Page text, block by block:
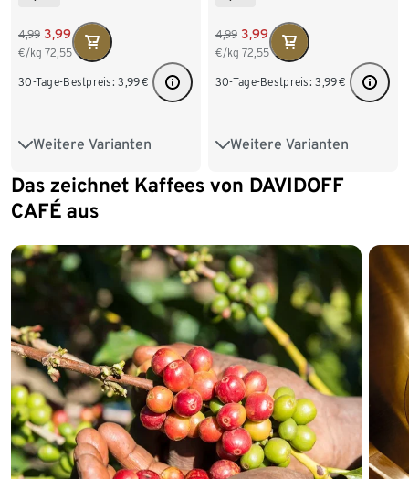
4,99 3,99
€/kg 72,55
30-Tage-Bestpreis: 3,99€
Weitere Varianten
10 Kapseln 100 Kapseln
4,99 3,99
€/kg 72,55
30-Tage-Bestpreis: 3,99€
Weitere Varianten
10 Kapseln 100 Kapseln
Das zeichnet Kaffees von DAVIDOFF
CAFÉ aus
Ende der Auflistung